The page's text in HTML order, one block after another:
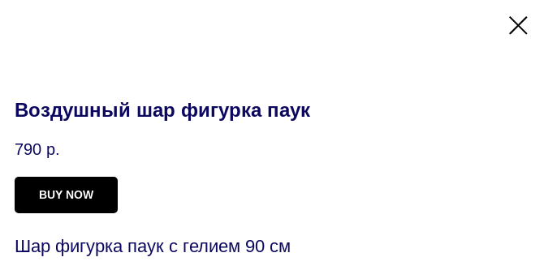
Воздушный шар фигурка паук
790 р.
BUY NOW
Шар фигурка паук с гелием 90 см